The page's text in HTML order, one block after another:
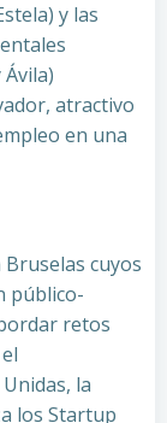
y las
atractivo
en una
cuyos
público-
retos
la
los Startup